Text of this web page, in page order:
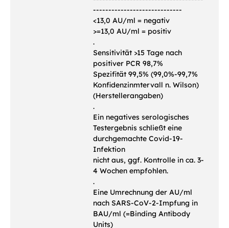
-----------------------------
<13,0 AU/ml = negativ
>=13,0 AU/ml = positiv
.
Sensitivität >15 Tage nach
positiver PCR 98,7%
Spezifität 99,5% (99,0%-99,7%
Konfidenzinmtervall n. Wilson)
(Herstellerangaben)
.
Ein negatives serologisches
Testergebnis schließt eine
durchgemachte Covid-19-
Infektion
nicht aus, ggf. Kontrolle in ca. 3-
4 Wochen empfohlen.
.
Eine Umrechnung der AU/ml
nach SARS-CoV-2-Impfung in
BAU/ml (=Binding Antibody
Units)